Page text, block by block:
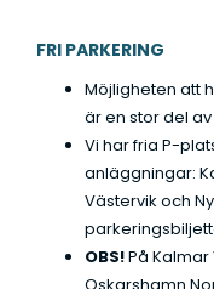
FRI PARKERING
Möjligheten att
är en stor del
Vi har fria P-
anläggningar:
Västervik och
OBS!På